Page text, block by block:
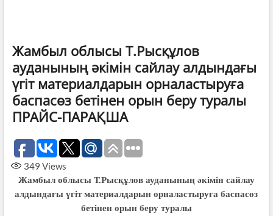
Жамбыл облысы Т.Рысқұлов
ауданының әкімін сайлау алдындағы
үгіт материалдарын орналастыруға
баспасөз бетінен орын беру туралы
ПРАЙС-ПАРАҚША
349 Views
Жамбыл облысы Т.Рысқұлов ауданының әкімін сайлау
алдындағы үгіт материалдарын орналастыруға баспасөз
бетінен орын беру туралы